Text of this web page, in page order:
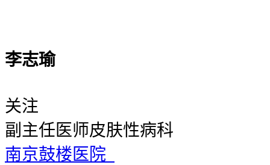
李志瑜
关注
副主任医师皮肤性病科
南京鼓楼医院